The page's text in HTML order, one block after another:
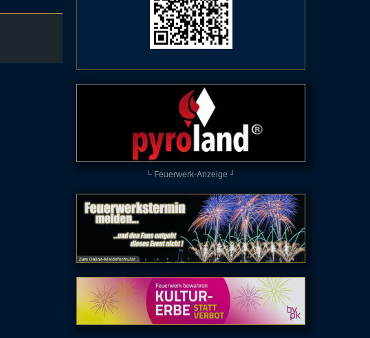
└ Feuerwerk-Anzeige ┘